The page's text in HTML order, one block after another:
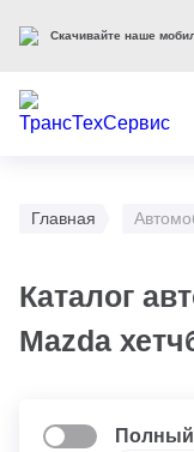
Главная
Каталог
Mazda
Скачивайте наше